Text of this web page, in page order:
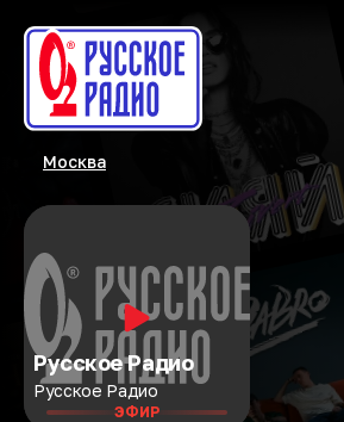
Москва
Русское Радио
Русское Радио
ЭФИР